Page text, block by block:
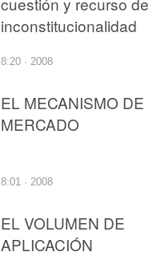
inconstitucionalidad
8:20 · 2008
EL MECANISMO DE
MERCADO
8:01 · 2008
EL VOLUMEN DE
APLICACIÓN